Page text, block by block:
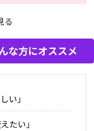
る
な方にオススメ
い」
たい」